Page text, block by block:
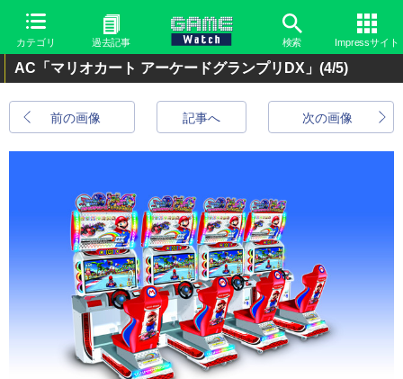
カテゴリ 過去記事 検索 Impressサイト
AC「マリオカート アーケードグランプリDX」 (4/5)
前の画像 次の画像
記事へ